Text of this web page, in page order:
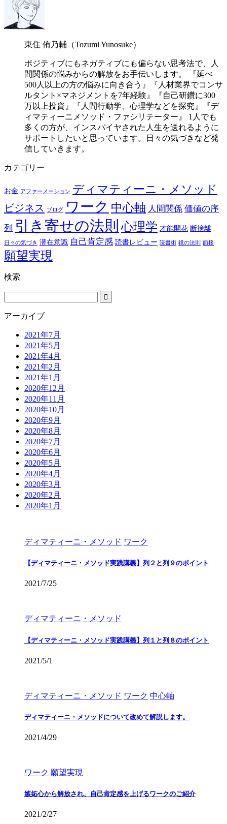
東住 侑乃輔（Tozumi Yunosuke）
ポジティブにもネガティブにも偏らない思考法で、人
間関係の悩みからの解放をお手伝いします。 『延べ
500人以上の方の悩みに向き合う』『人材業界でコンサ
ルタント×マネジメントを7年経験』『自己研鑽に300
万以上投資』『人間行動学、心理学などを探究』『デ
ィマティーニメソッド・ファシリテーター』 1人でも
多くの方が、インスパイヤされた人生を送れるように
サポートしたいと思っています。日々の気づきなど発
信していきます。
カテゴリー
お金 アファーメーション ディマティーニ・メソッド
ビジネス ブログ ワーク 中心軸 人間関係 価値の序
列 引き寄せの法則 心理学 才能開花 断捨離
日々の気づき 潜在意識 自己肯定感 読書レビュー 読書術 鏡の法則 面接
願望実現
検索
アーカイブ
2021年7月
2021年5月
2021年4月
2021年2月
2021年1月
2020年12月
2020年11月
2020年10月
2020年9月
2020年8月
2020年7月
2020年6月
2020年5月
2020年4月
2020年3月
2020年2月
2020年1月
ディマティーニ・メソッド ワーク
【ディマティーニ・メソッド実践講義】列２と列９のポイント
2021/7/25
ディマティーニ・メソッド
【ディマティーニ・メソッド実践講義】列１と列８のポイント
2021/5/1
ディマティーニ・メソッド ワーク 中心軸
ディマティーニ・メソッドについて改めて解説します。
2021/4/29
ワーク 願望実現
嫉妬心から解放され、自己肯定感を上げるワークのご紹介
2021/2/27